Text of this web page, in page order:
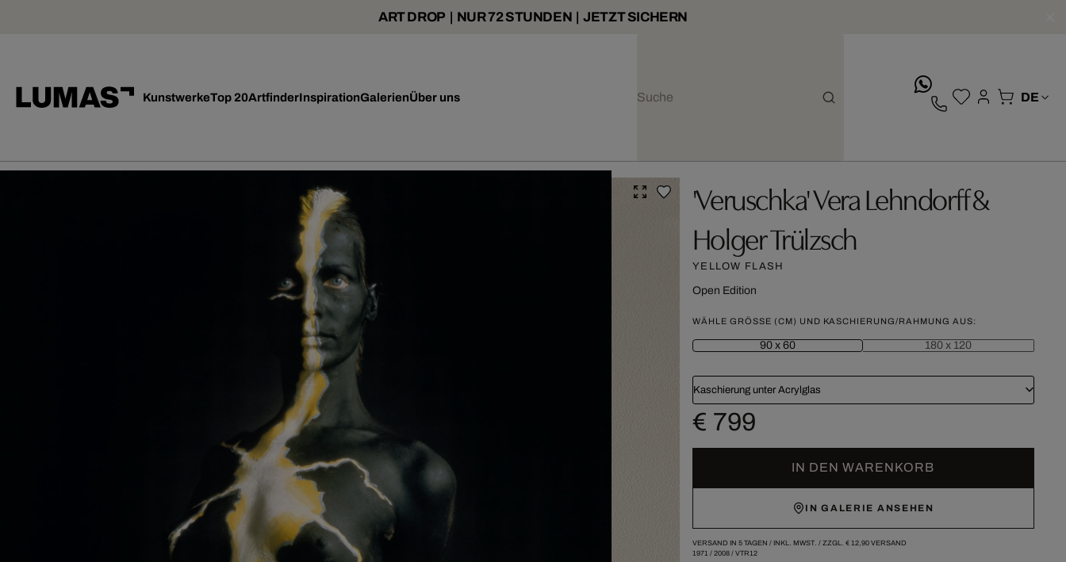
ART DROP | NUR 72 STUNDEN | JETZT SICHERN
KunstwerkeTop 20ArtfinderInspirationGalerienÜber uns
'Veruschka' Vera Lehndorff &
Holger Trülzsch
YELLOW FLASH
Open Edition
WÄHLE GRÖSSE (CM) UND KASCHIERUNG/RAHMUNG AUS:
90 x 60 180 x 120
Kaschierung unter Acrylglas
€ 799
IN DEN WARENKORB
IN GALERIE ANSEHEN
VERSAND IN 5 TAGEN / INKL. MWST. / ZZGL. € 12,90VERSAND
1971/ 2008/ VTR12